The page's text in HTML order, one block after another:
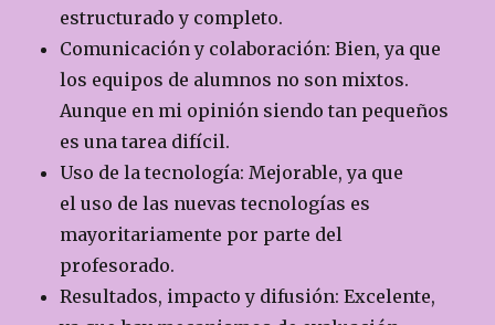
estructurado y completo.
Comunicación y colaboración: Bien, ya que
los equipos de alumnos no son mixtos.
Aunque en mi opinión siendo tan pequeños
es una tarea difícil.
Uso de la tecnología: Mejorable, ya que
el uso de las nuevas tecnologías es
mayoritariamente por parte del
profesorado.
Resultados, impacto y difusión: Excelente,